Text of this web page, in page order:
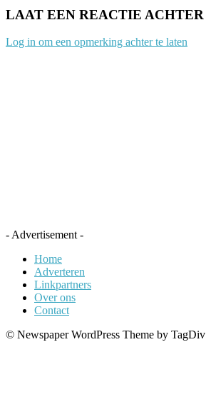
LAAT EEN REACTIE ACHTER
Log in om een opmerking achter te laten
- Advertisement -
Home
Adverteren
Linkpartners
Over ons
Contact
© Newspaper WordPress Theme by TagDiv